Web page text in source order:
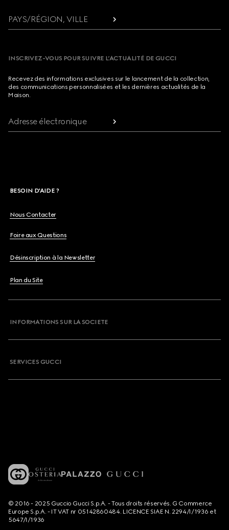
PAYS/RÉGION, VILLE
INSCRIVEZ-VOUS POUR SUIVRE L’ACTUALITÉ DE GUCCI
Recevez des informations exclusives sur le lancement de la collection,
des communications personnalisées et les dernières actualités de la
Maison.
Adresse électronique
BESOIN D'AIDE ?
Nous Contacter
Foire aux Questions
Désinscription à la Newsletter
Plan du Site
INFORMATIONS SUR LA SOCIETE
SERVICES GUCCI
© 2016 - 2025 Guccio Gucci S.p.A. - Tous droits réservés. G Commerce
Europe S.p.A. - IT VAT nr 05142860484. LICENCE SIAE N. 2294/I/1936 et
5647/I/1936